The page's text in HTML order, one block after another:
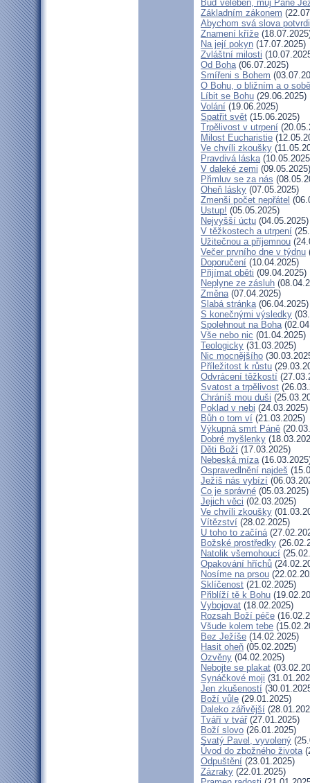
Buď veleben, můj Pane
Základním zákonem
Abychom svá slova
Znamení kříže
Na její pokyn (17.07.2025)
Zvláštní milosti
Od Boha(06.07.2025)
Smířeni s Bohem
O Bohu, o bližním a o sobě
Líbit se Bohu (29.06.2025)
Volání (19.06.2025)
Spatřit svět (15.06.2025)
Trpělivost v utrpení
Milost Eucharistie
Ve chvíli zkoušky
Pravdivá láska
V daleké zemi (09.05.2025)
Přimluv se za nás
Oheň lásky (07.05.2025)
Zmenši počet nepřátel
Ustup! (05.05.2025)
Nejvyšší úctu (04.05.2025)
V těžkostech a utrpení
Užitečnou a příjemnou
Večer prvního dne v týdnu
Doporučení (10.04.2025)
Přijímat oběti (09.04.2025)
Neplyne ze zásluh
Změna(07.04.2025)
Slabá stránka(06.04.2025)
S konečnými výsledky
Spolehnout na Boha
Vše nebo nic (01.04.2025)
Teologicky (31.03.2025)
Nic mocnějšího
Příležitost k růstu
Odvrácení těžkostí
Svatost a trpělivost
Chráníš mou duši
Poklad v nebi (24.03.2025)
Bůh o tom ví (21.03.2025)
Výkupná smrt Páně
Dobré myšlenky
Děti Boží (17.03.2025)
Nebeská míza
Ospravedlnění najdeš
Ježíš nás vybízí
Co je správné (05.03.2025)
Jejich věci (02.03.2025)
Ve chvíli zkoušky
Vítězství (28.02.2025)
U toho to začíná
Božské prostředky
Natolik všemohoucí
Opakování hříchů
Nosíme na prsou
Sklíčenost (21.02.2025)
Přiblíží tě k Bohu
Vybojovat (18.02.2025)
Rozsah Boží péče
Všude kolem tebe
Bez Ježíše (14.02.2025)
Hasit oheň (05.02.2025)
Ozvěny (04.02.2025)
Nebojte se plakat
Synáčkové moji
Jen zkušeností
Boží vůle (29.01.2025)
Daleko zářivější
Tváří v tvář(27.01.2025)
Boží slovo (26.01.2025)
Svatý Pavel, vyvolený
Úvod do zbožného života
Odpuštění (23.01.2025)
Zázraky (22.01.2025)